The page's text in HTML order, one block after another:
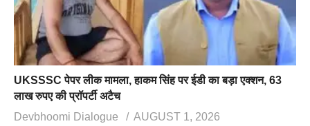
UKSSSC पेपर लीक मामला, हाकम सिंह पर ईडी का बड़ा एक्शन, 63
लाख रुपए की प्रॉपर्टी अटैच
Devbhoomi Dialogue
AUGUST 1, 2026